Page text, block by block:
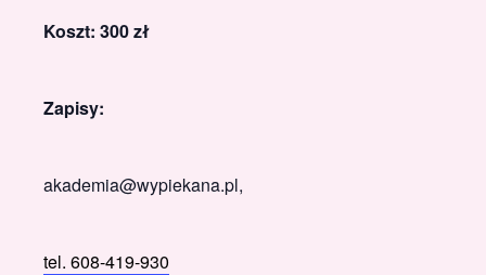
Koszt: 300 zł
Zapisy:
akademia@wypiekana.pl,
tel. 608-419-930